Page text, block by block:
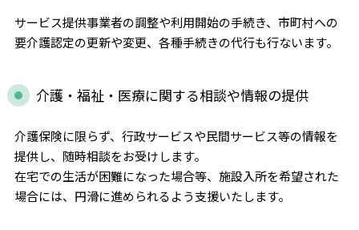
サービス提供事業者の調整や利用開始の手続き、市町村への
要介護認定の更新や変更、各種手続きの代行も行ないます。
介護・福祉・医療に関する相談や情報の提供
介護保険に限らず、行政サービスや民間サービス等の情報を
提供し、随時相談をお受けします。
在宅での生活が困難になった場合等、施設入所を希望された
場合には、円滑に進められるよう支援いたします。